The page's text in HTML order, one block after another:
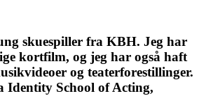
skuespiller fra KBH. Jeg har
kortfilm, og jeg har også haft
og teaterforestillinger.
Identity School of Acting,